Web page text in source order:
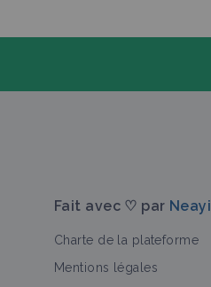
Fait avec ♡ par Neayi
Charte de la plateforme
Mentions légales